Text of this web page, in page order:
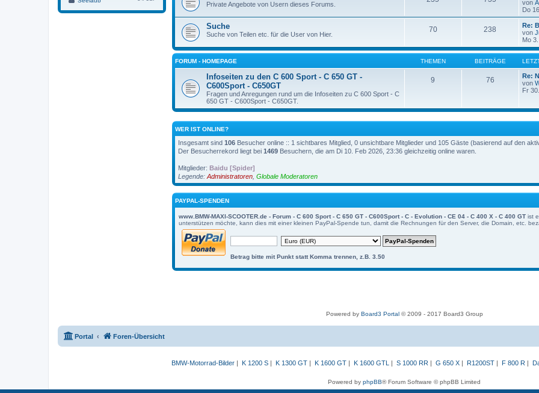
Private Angebote von Usern dieses Forums.
von
Do
Suche
Suche von Teilen etc. für die User von Hier.
70 238
Re:
von
Mo
FORUM - HOMEPAGE THEMEN BEITRÄGE
Infoseiten zu den C 600 Sport - C 650 GT -
C600Sport - C650GT
Fragen und Anregungen rund um die Infoseiten zu C 600 Sport - C
650 GT - C600Sport - C650GT.
9 76
Re:
von
Fr
WER IST ONLINE?
Insgesamt sind 106 Besucher online :: 1 sichtbares Mitglied, 0 unsichtbare Mitglieder und 105 Gäste (basierend auf den
Der Besucherrekord liegt bei 1469 Besuchern, die am Di 10. Feb 2026, 23:36 gleichzeitig online waren.
Mitglieder: Baidu [Spider]
Legende: Administratoren Globale Moderatoren
PAYPAL-SPENDEN
www.BMW-MAXI-SCOOTER.de - Forum - C 600 Sport - C 650 GT - C600Sport - C - Evolution - CE 04 - C 400 X - C 400 GT ist
unterstützen möchte, kann dies mit einer kleinen PayPal-Spende tun, damit die Rechnungen für den Server, die Domain, etc.
Betrag bitte mit Punkt statt Komma trennen, z.B. 3.50
Powered by Board3 Portal© 2009 - 2017 Board3 Group
Portal Foren-Übersicht
BMW-Motorrad-Bilder| K 1200 S| K 1300 GT| K 1600 GT| K 1600 GTL | S 1000 RR | G 650 X| R1200ST| F 800 R |
Powered by phpBB® Forum Software © phpBB Limited